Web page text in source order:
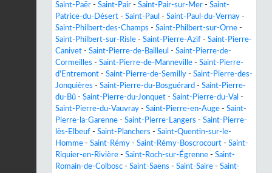
Saint-Paër - Saint-Pair - Saint-Pair-sur-Mer - Saint-
Patrice-du-Désert - Saint-Paul - Saint-Paul-du-Vernay -
Saint-Philbert-des-Champs - Saint-Philbert-sur-Orne -
Saint-Philbert-sur-Risle - Saint-Pierre-Azif - Saint-Pierre-
Canivet - Saint-Pierre-de-Bailleul - Saint-Pierre-de-
Cormeilles - Saint-Pierre-de-Manneville - Saint-Pierre-
d'Entremont - Saint-Pierre-de-Semilly - Saint-Pierre-des-
Jonquières - Saint-Pierre-du-Bosguérard - Saint-Pierre-
du-Bû - Saint-Pierre-du-Jonquet - Saint-Pierre-du-Val -
Saint-Pierre-du-Vauvray - Saint-Pierre-en-Auge - Saint-
Pierre-la-Garenne - Saint-Pierre-Langers - Saint-Pierre-
lès-Elbeuf - Saint-Planchers - Saint-Quentin-sur-le-
Homme - Saint-Rémy - Saint-Rémy-Boscrocourt - Saint-
Riquier-en-Rivière - Saint-Roch-sur-Égrenne - Saint-
Romain-de-Colbosc - Saint-Saëns - Saint-Saire - Saint-